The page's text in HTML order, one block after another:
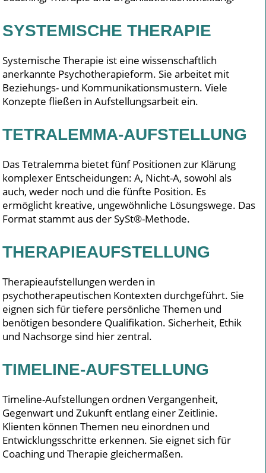
SYSTEMISCHE THERAPIE
Systemische Therapie ist eine wissenschaftlich
anerkannte Psychotherapieform. Sie arbeitet mit
Beziehungs- und Kommunikationsmustern. Viele
Konzepte fließen in Aufstellungsarbeit ein.
TETRALEMMA-AUFSTELLUNG
Das Tetralemma bietet fünf Positionen zur Klärung
komplexer Entscheidungen: A, Nicht-A, sowohl als
auch, weder noch und die fünfte Position. Es
ermöglicht kreative, ungewöhnliche Lösungswege. Das
Format stammt aus der SySt®-Methode.
THERAPIEAUFSTELLUNG
Therapieaufstellungen werden in
psychotherapeutischen Kontexten durchgeführt. Sie
eignen sich für tiefere persönliche Themen und
benötigen besondere Qualifikation. Sicherheit, Ethik
und Nachsorge sind hier zentral.
TIMELINE-AUFSTELLUNG
Timeline-Aufstellungen ordnen Vergangenheit,
Gegenwart und Zukunft entlang einer Zeitlinie.
Klienten können Themen neu einordnen und
Entwicklungsschritte erkennen. Sie eignet sich für
Coaching und Therapie gleichermaßen.